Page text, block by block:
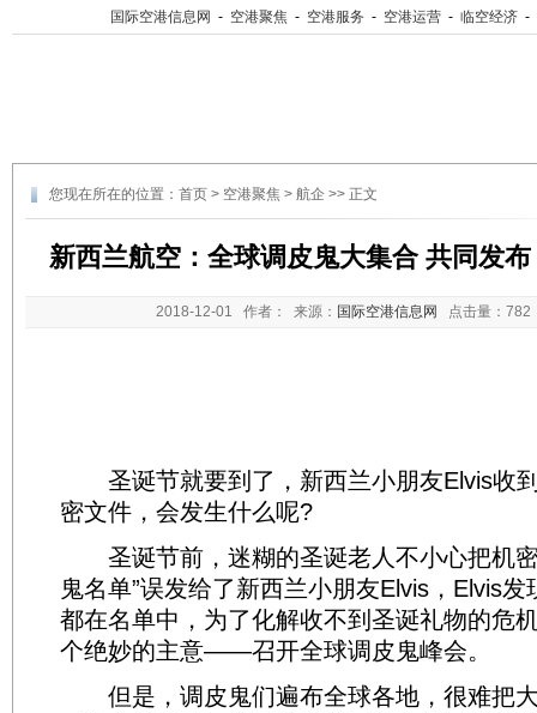
国际空港信息网 - 空港聚焦 - 空港服务 - 空港运营 - 临空经济 -
您现在所在的位置： 首页 > 空港聚焦 > 航企 >> 正文
新西兰航空：全球调皮鬼大集合 共同发
2018-12-01 作者： 来源： 国际空港信息网 点击量：
圣诞节就要到了，新西兰小朋友Elvis收
密文件，会发生什么呢?
圣诞节前，迷糊的圣诞老人不小心把机密
鬼名单”误发给了新西兰小朋友Elvis，Elvis
都在名单中，为了化解收不到圣诞礼物的危
个绝妙的主意——召开全球调皮鬼峰会。
但是，调皮鬼们遍布全球各地，很难把